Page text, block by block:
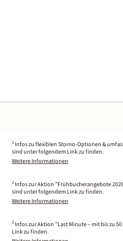
1 Infos zu flexiblen Storno-Optionen &
sind unter folgendem Link zu finden.
Weitere Informationen
2 Infos zur Aktion "Frühbucherangebote
sind unter folgendem Link zu finden.
Weitere Informationen
3 Infos zur Aktion "Last Minute – mit bis zu
Link zu finden.